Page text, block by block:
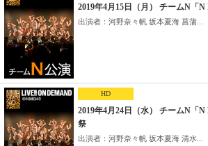
2019年4月15日（月） チームN「N
出演者：河野奈々帆 坂本夏海 菖蒲...
HD
2019年4月24日（水） チームN「
祭
出演者：河野奈々帆 坂本夏海 清水...